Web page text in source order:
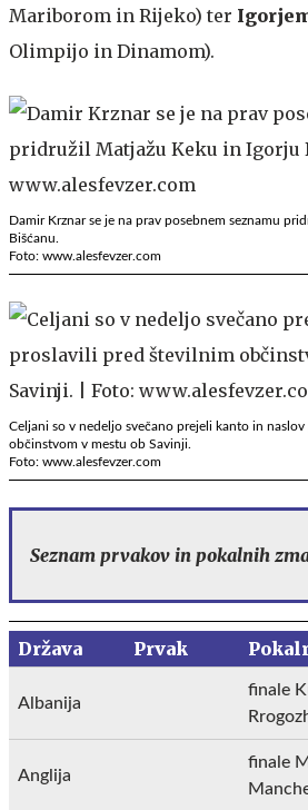
Mariborom in Rijeko) ter
Olimpijo in Dinamom).
Damir Krznar se je na prav posebnem seznamu
Bišćanu.
Foto: www.alesfevzer.com
Celjani so v nedeljo svečano prejeli kanto in
občinstvom v mestu ob Savinji.
Foto: www.alesfevzer.com
Seznam prvakov in pokalnih
Država Prvak
Albanija
finale
Anglija
finale